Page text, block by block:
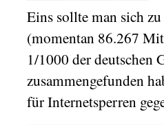
Eins sollte man sich
(momentan 86.267
1/1000 der deutschen
zusammengefunden
für Internetsperren